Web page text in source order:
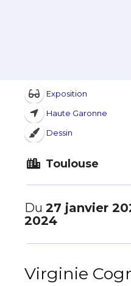
Exposition
Haute Garonne
Dessin
Toulouse
Du 27 janvier
2024
Virginie